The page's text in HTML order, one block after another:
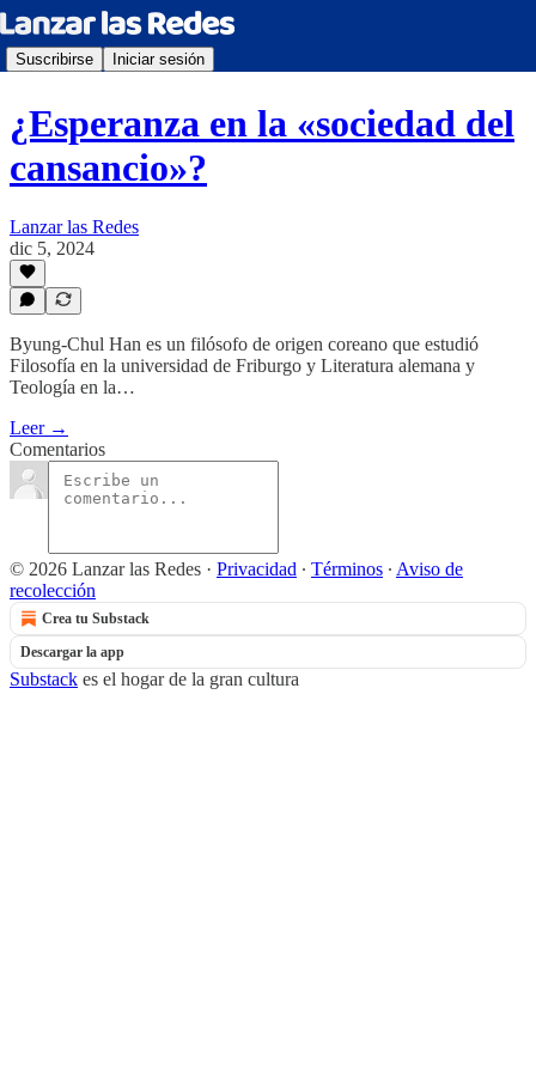
Suscribirse Iniciar sesión
¿Esperanza en la «sociedad del
cansancio»?
Lanzar las Redes
dic 5, 2024
Byung-Chul Han es un filósofo de origen coreano que estudió
Filosofía en la universidad de Friburgo y Literatura alemana y
Teología en la…
Leer →
Comentarios
© 2026 Lanzar las Redes · Privacidad ∙ Términos ∙ Aviso de
recolección
Crea tu Substack
Descargar la app
Substack es el hogar de la gran cultura